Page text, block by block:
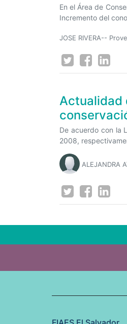
En el Área de
Incremento del
JOSE RIVERA--
Actualidad
De acuerdo con la
2008,
ALEJANDRA